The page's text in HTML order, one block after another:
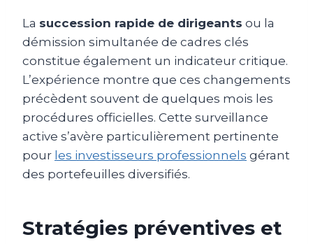
La succession rapide de dirigeants ou la
démission simultanée de cadres clés
constitue également un indicateur critique.
L’expérience montre que ces changements
précèdent souvent de quelques mois les
procédures officielles. Cette surveillance
active s’avère particulièrement pertinente
pour les investisseurs professionnels gérant
des portefeuilles diversifiés.
Stratégies préventives et